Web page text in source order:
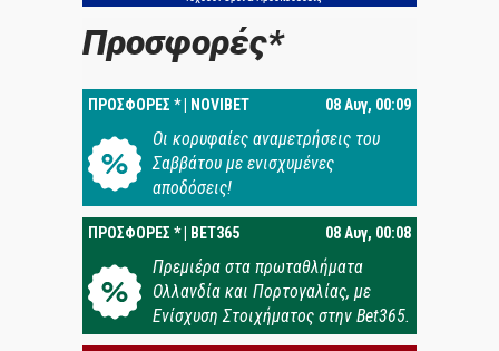
Προσφορές*
ΠΡΟΣΦΟΡΕΣ * | NOVIBET 08 Αυγ, 00:09
Oι κορυφαίες αναμετρήσεις του
Σαββάτου με ενισχυμένες
αποδόσεις!
ΠΡΟΣΦΟΡΕΣ * | BET365 08 Αυγ, 00:08
Πρεμιέρα στα πρωταθλήματα
Ολλανδία και Πορτογαλίας, με
Ενίσχυση Στοιχήματος στην Bet365.